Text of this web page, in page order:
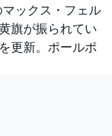
マックス・フェル
旗が振られてい
更新。ポールポ